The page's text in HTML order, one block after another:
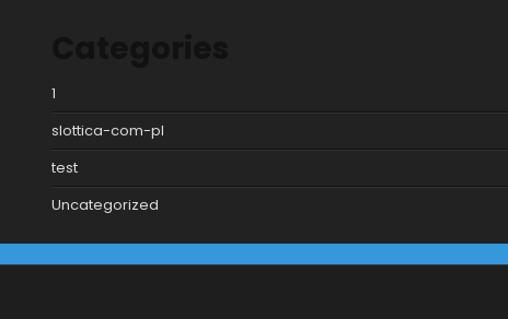
1
slottica-com-pl
test
Uncategorized